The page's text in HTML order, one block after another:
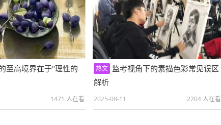
至高境界在于"理性的
1471 人在看
热文 监考视角下的素描色彩常见误区
解析
2025-08-11 2204 人在看